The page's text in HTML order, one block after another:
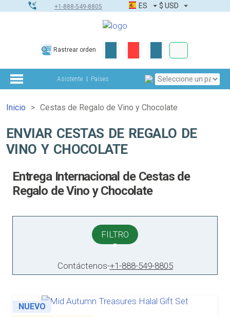
+1-888-549-8805 ES $ USD
Rastrear orden
Asistente Países
Inicio Cestas de Regalo de Vino y Chocolate
ENVIAR CESTAS DE REGALO DE
VINO Y CHOCOLATE
Entrega Internacional de Cestas de
Regalo de Vino y Chocolate
FILTRO
Contáctenos-+1-888-549-8805
NUEVO